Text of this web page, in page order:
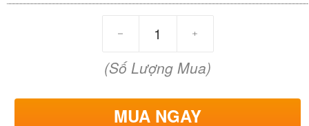
(Số Lượng Mua)
MUA NGAY